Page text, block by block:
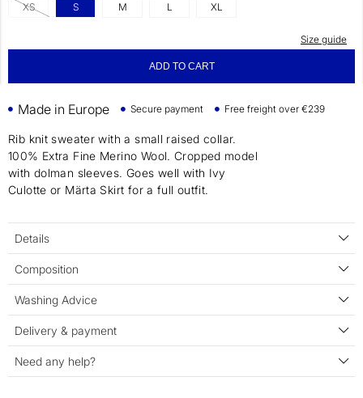
XS S M L XL
Size guide
ADD TO CART
Made in Europe Secure payment Free freight over €239
Rib knit sweater with a small raised collar.
100% Extra Fine Merino Wool. Cropped model
with dolman sleeves. Goes well with Ivy
Culotte or Märta Skirt for a full outfit.
Details
Composition
Washing Advice
Delivery & payment
Need any help?